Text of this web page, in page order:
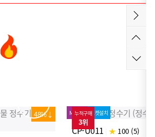
78%↓ 누적구매
1위
프로모션